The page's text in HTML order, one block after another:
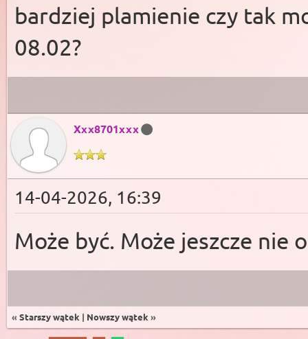
bardziej plamienie czy tak
08.02?
Xxx8701xxx
14-04-2026, 16:39
Może być. Może jeszcze nie
« Starszy wątek | Nowszy wątek »